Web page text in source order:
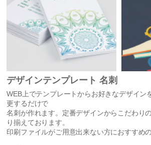
デザインテンプレート 名刺
WEB上でテンプレートからお好きなデザイン
更するだけで
名刺が作れます。定番デザインからこだわり
り揃えております。
印刷ファイルがご用意出来ない方におすすめの